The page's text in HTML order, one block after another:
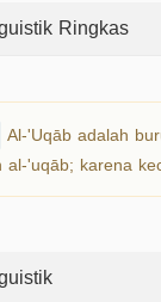
Ringkas
Al-'Uqāb adalah
al-'uqāb; karena